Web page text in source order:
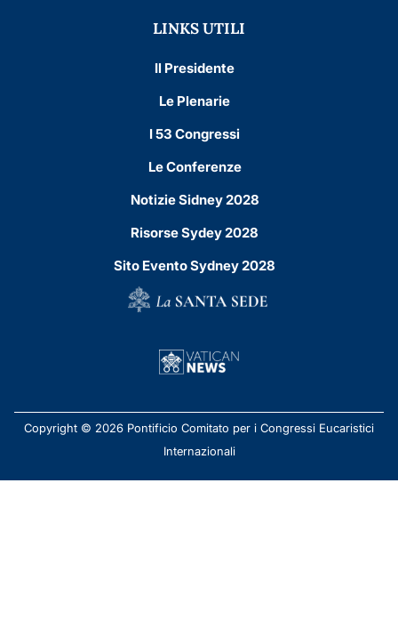
LINKS UTILI
Il Presidente
Le Plenarie
I 53 Congressi
Le Conferenze
Notizie Sidney 2028
Risorse Sydey 2028
Sito Evento Sydney 2028
Copyright © 2026 Pontificio Comitato per i Congressi Eucaristici
Internazionali